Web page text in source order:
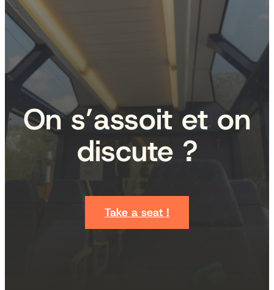
On s’assoit et on
discute ?
Take a seat !